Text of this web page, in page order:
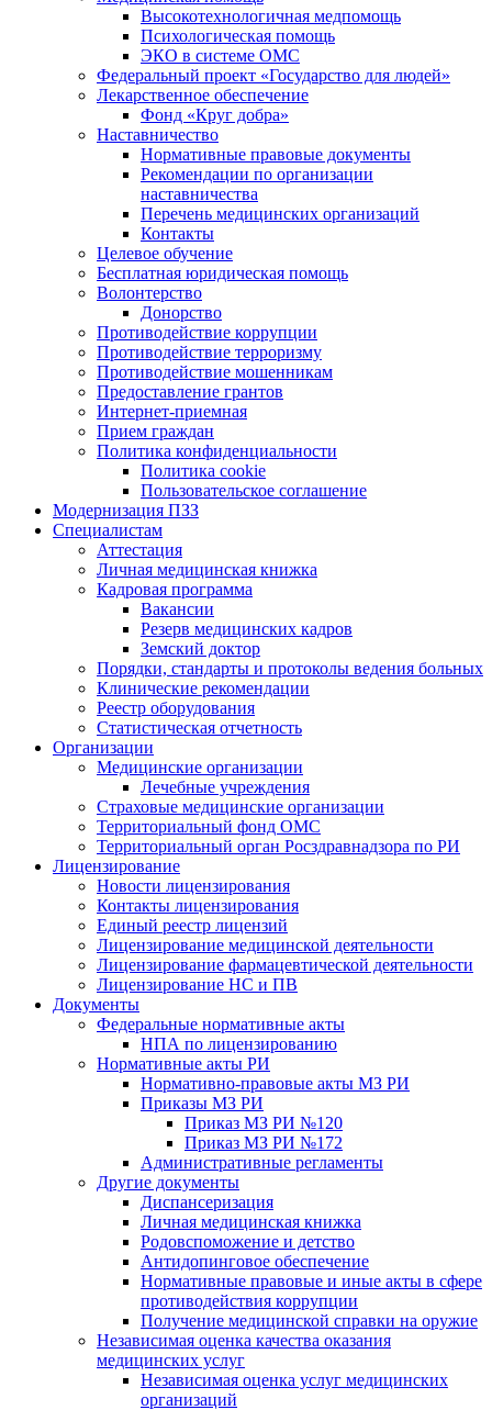
Высокотехнологичная медпомощь
Психологическая помощь
ЭКО в системе ОМС
Федеральный проект «Государство для людей»
Лекарственное обеспечение
Фонд «Круг добра»
Наставничество
Нормативные правовые документы
Рекомендации по организации
наставничества
Перечень медицинских организаций
Контакты
Целевое обучение
Бесплатная юридическая помощь
Волонтерство
Донорство
Противодействие коррупции
Противодействие терроризму
Противодействие мошенникам
Предоставление грантов
Интернет-приемная
Прием граждан
Политика конфиденциальности
Политика cookie
Пользовательское соглашение
Модернизация ПЗЗ
Специалистам
Аттестация
Личная медицинская книжка
Кадровая программа
Вакансии
Резерв медицинских кадров
Земский доктор
Порядки, стандарты и протоколы ведения больных
Клинические рекомендации
Реестр оборудования
Статистическая отчетность
Организации
Медицинские организации
Лечебные учреждения
Страховые медицинские организации
Территориальный фонд ОМС
Территориальный орган Росздравнадзора по РИ
Лицензирование
Новости лицензирования
Контакты лицензирования
Единый реестр лицензий
Лицензирование медицинской деятельности
Лицензирование фармацевтической деятельности
Лицензирование НС и ПВ
Документы
Федеральные нормативные акты
НПА по лицензированию
Нормативные акты РИ
Нормативно-правовые акты МЗ РИ
Приказы МЗ РИ
Приказ МЗ РИ №120
Приказ МЗ РИ №172
Административные регламенты
Другие документы
Диспансеризация
Личная медицинская книжка
Родовспоможение и детство
Антидопинговое обеспечение
Нормативные правовые и иные акты в сфере
противодействия коррупции
Получение медицинской справки на оружие
Независимая оценка качества оказания
медицинских услуг
Независимая оценка услуг медицинскиx
организаций